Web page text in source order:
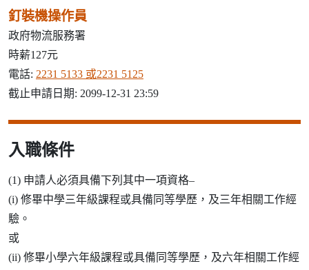
釘裝機操作員
政府物流服務署
時薪127元
電話: 2231 5133 或2231 5125
截止申請日期: 2099-12-31 23:59
入職條件
(1) 申請人必須具備下列其中一項資格–
(i) 修畢中學三年級課程或具備同等學歷，及三年相關工作經
驗。
或
(ii) 修畢小學六年級課程或具備同等學歷，及六年相關工作經